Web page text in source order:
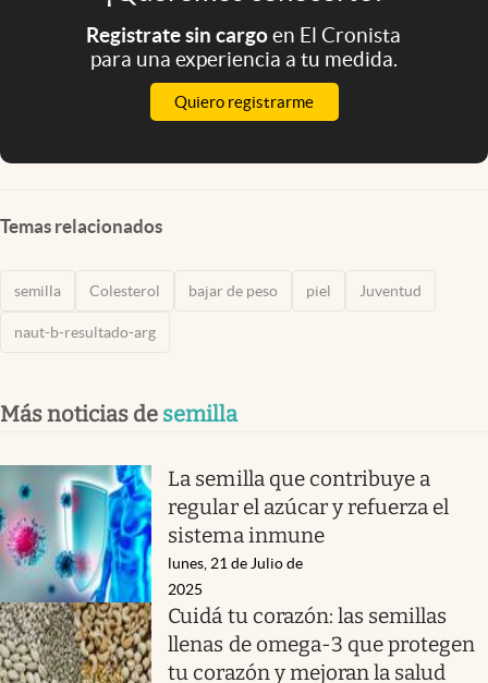
Registrate sin cargoen El Cronista
para una experiencia a tu medida.
Quiero registrarme
Temas relacionados
semilla Colesterol bajar de peso piel Juventud
naut-b-resultado-arg
Más noticias de semilla
La semilla que contribuye a
regular el azúcar y refuerza el
sistema inmune
lunes, 21 de Julio de
2025
Cuidá tu corazón: las semillas
llenas de omega-3 que protegen
tu corazón y mejoran la salud